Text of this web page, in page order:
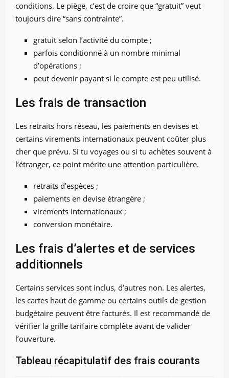
conditions. Le piège, c’est de croire que “gratuit” veut
toujours dire “sans contrainte”.
gratuit selon l’activité du compte ;
parfois conditionné à un nombre minimal
d’opérations ;
peut devenir payant si le compte est peu utilisé.
Les frais de transaction
Les retraits hors réseau, les paiements en devises et
certains virements internationaux peuvent coûter plus
cher que prévu. Si tu voyages ou si tu achètes souvent à
l’étranger, ce point mérite une attention particulière.
retraits d’espèces ;
paiements en devise étrangère ;
virements internationaux ;
conversion monétaire.
Les frais d’alertes et de services
additionnels
Certains services sont inclus, d’autres non. Les alertes,
les cartes haut de gamme ou certains outils de gestion
budgétaire peuvent être facturés. Il est recommandé de
vérifier la grille tarifaire complète avant de valider
l’ouverture.
Tableau récapitulatif des frais courants